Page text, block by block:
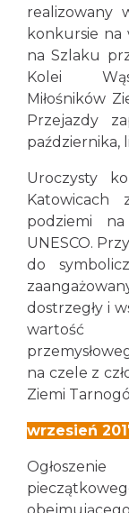
realizowany
konkursie na
na Szlaku
Kolei
Miłośników
Przejazdy
października,
Uroczysty
Katowicach
podziemi
UNESCO.
do
dostrzegły i
wartość
na czele z
Ziemi
wrzesień